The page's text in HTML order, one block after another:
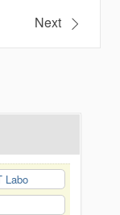
Next
Labo